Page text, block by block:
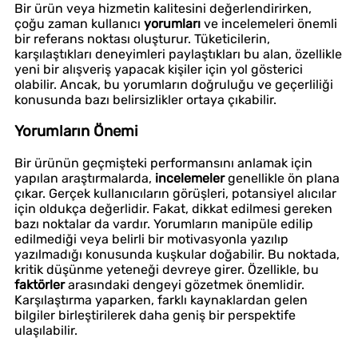
Bir ürün veya hizmetin kalitesini değerlendirirken,
çoğu zaman kullanıcı yorumları ve incelemeleri önemli
bir referans noktası oluşturur. Tüketicilerin,
karşılaştıkları deneyimleri paylaştıkları bu alan, özellikle
yeni bir alışveriş yapacak kişiler için yol gösterici
olabilir. Ancak, bu yorumların doğruluğu ve geçerliliği
konusunda bazı belirsizlikler ortaya çıkabilir.
Yorumların Önemi
Bir ürünün geçmişteki performansını anlamak için
yapılan araştırmalarda, incelemelergenellikle ön plana
çıkar. Gerçek kullanıcıların görüşleri, potansiyel alıcılar
için oldukça değerlidir. Fakat, dikkat edilmesi gereken
bazı noktalar da vardır. Yorumların manipüle edilip
edilmediği veya belirli bir motivasyonla yazılıp
yazılmadığı konusunda kuşkular doğabilir. Bu noktada,
kritik düşünme yeteneği devreye girer. Özellikle, bu
faktörlerarasındaki dengeyi gözetmek önemlidir.
Karşılaştırma yaparken, farklı kaynaklardan gelen
bilgiler birleştirilerek daha geniş bir perspektife
ulaşılabilir.